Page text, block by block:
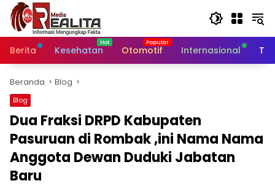
Langsung
konten
Berita
Kesehatan Otomotif Internasional
Beranda Blog
Blog
Dua Fraksi DRPD Kabupaten
Pasuruan di Rombak ,ini Nama Nama
Anggota Dewan Duduki Jabatan
Baru